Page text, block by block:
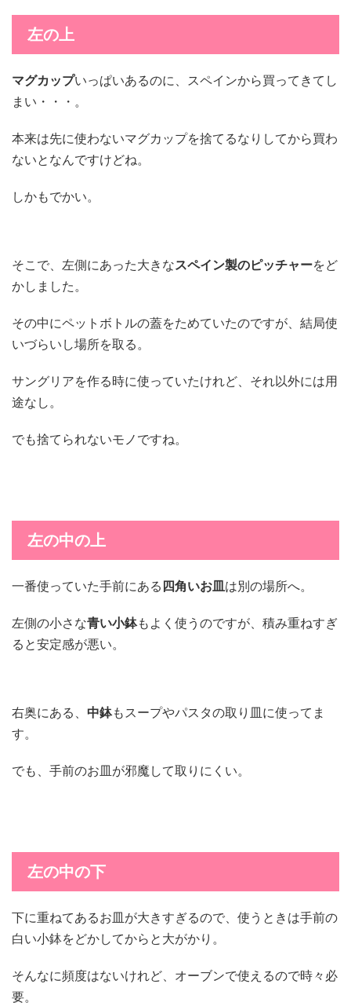
左の上
マグカップいっぱいあるのに、スペインから買ってきてし
まい・・・。
本来は先に使わないマグカップを捨てるなりしてから買わ
ないとなんですけどね。
しかもでかい。
そこで、左側にあった大きなスペイン製のピッチャーをど
かしました。
その中にペットボトルの蓋をためていたのですが、結局使
いづらいし場所を取る。
サングリアを作る時に使っていたけれど、それ以外には用
途なし。
でも捨てられないモノですね。
左の中の上
一番使っていた手前にある 四角いお皿は別の場所へ。
左側の小さな青い小鉢もよく使うのですが、積み重ねすぎ
ると安定感が悪い。
右奥にある、 中鉢もスープやパスタの取り皿に使ってま
す。
でも、手前のお皿が邪魔して取りにくい。
左の中の下
下に重ねてあるお皿が大きすぎるので、使うときは手前の
白い小鉢をどかしてからと大がかり。
そんなに頻度はないけれど、オーブンで使えるので時々必
要。